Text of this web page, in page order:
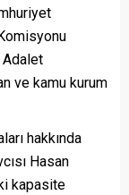
Adalet
ve kamu kurum
hakkında
Hasan
kapasite